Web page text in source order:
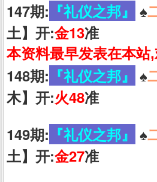
147期: 『礼仪之邦』 ♠️
土】开:金13准
本资料最早发表在本站
148期: 『礼仪之邦』 ♠️
木】开:火48准
149期: 『礼仪之邦』 ♠️
土】开:金27准